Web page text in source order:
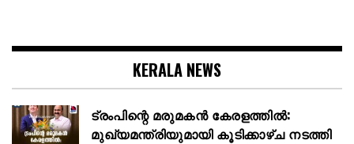
KERALA NEWS
ട്രംപിന്റെ മരുമകൻ കേരളത്തിൽ:
മുഖ്യമന്ത്രിയുമായി കൂടിക്കാഴ്ച നടത്തി